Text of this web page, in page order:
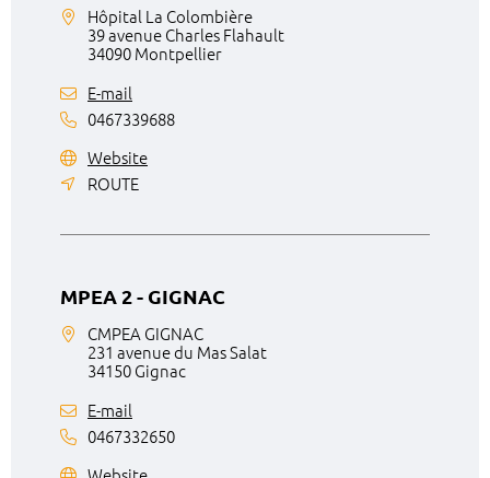
Hôpital La Colombière
39 avenue Charles Flahault
34090 Montpellier
E-mail
0467339688
Website
ROUTE
MPEA 2 - GIGNAC
CMPEA GIGNAC
231 avenue du Mas Salat
34150 Gignac
E-mail
0467332650